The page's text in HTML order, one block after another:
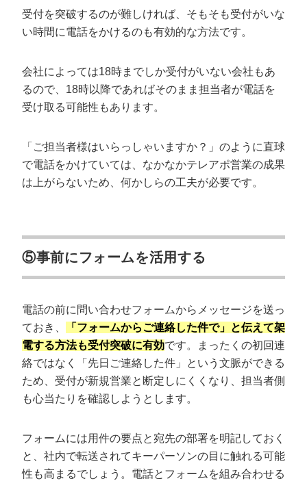
受付を突破するのが難しければ、そもそも受付がいな
い時間に電話をかけるのも有効的な方法です。
会社によっては18時までしか受付がいない会社もあ
るので、18時以降であればそのまま担当者が電話を
受け取る可能性もあります。
「ご担当者様はいらっしゃいますか？」のように直球
で電話をかけていては、なかなかテレアポ営業の成果
は上がらないため、何かしらの工夫が必要です。
⑤事前にフォームを活用する
電話の前に問い合わせフォームからメッセージを送っ
ておき、
「フォームからご連絡した件で」と伝えて架
電する方法も受付突破に有効です。まったくの初回連
絡ではなく「先日ご連絡した件」という文脈ができる
ため、受付が新規営業と断定しにくくなり、担当者側
も心当たりを確認しようとします。
フォームには用件の要点と宛先の部署を明記しておく
と、社内で転送されてキーパーソンの目に触れる可能
性も高まるでしょう。電話とフォームを組み合わせる